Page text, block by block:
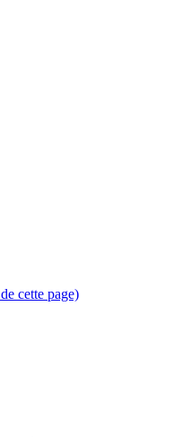
cette page)